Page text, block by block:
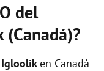
del
en Canadá